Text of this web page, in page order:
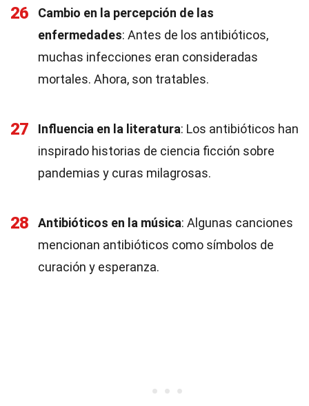
26
Cambio en la percepción de las
enfermedades: Antes de los antibióticos,
muchas infecciones eran consideradas
mortales. Ahora, son tratables.
27 Influencia en la literatura: Los antibióticos han
inspirado historias de ciencia ficción sobre
pandemias y curas milagrosas.
28 Antibióticos en la música: Algunas canciones
mencionan antibióticos como símbolos de
curación y esperanza.